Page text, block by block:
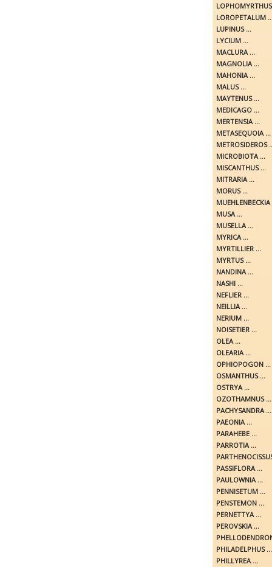
LOROPETALUM
LUPINUS ...
LYCIUM ...
MACLURA ...
MAGNOLIA ...
MAHONIA ...
MALUS ...
MAYTENUS ...
MEDICAGO ...
MERTENSIA ...
METASEQUOIA ...
METROSIDEROS
MICROBIOTA ...
MISCANTHUS ...
MITRARIA ...
MORUS ...
MUEHLENBECKIA
MUSA ...
MUSELLA ...
MYRICA ...
MYRTILLIER ...
MYRTUS ...
NANDINA ...
NASHI ...
NEFLIER ...
NEILLIA ...
NERIUM ...
NOISETIER ...
OLEA ...
OLEARIA ...
OPHIOPOGON ...
OSMANTHUS ...
OSTRYA ...
OZOTHAMNUS ...
PACHYSANDRA ...
PAEONIA ...
PARAHEBE ...
PARROTIA ...
PASSIFLORA ...
PAULOWNIA ...
PENNISETUM ...
PENSTEMON ...
PERNETTYA ...
PEROVSKIA ...
PHILADELPHUS ...
PHILLYREA ...